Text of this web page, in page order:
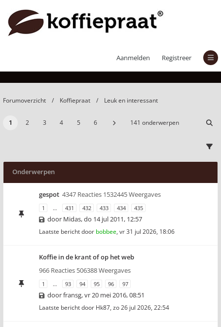
Aanmelden Registreer
Forumoverzicht Koffiepraat Leuk en interessant
1 2 3 4 5 6 141 onderwerpen
Onderwerpen
gespot 4347 Reacties 1532445 Weergaves
1 … 431 432 433 434 435
door Midas,do 14 jul 2011, 12:57
Laatste bericht door bobbee, vr 31 jul 2026, 18:06
Koffie in de krant of op het web
966 Reacties 506388 Weergaves
1 … 93 94 95 96 97
doorfransg,vr 20 mei 2016, 08:51
Laatste bericht door Hk87, zo 26 jul 2026, 22:54